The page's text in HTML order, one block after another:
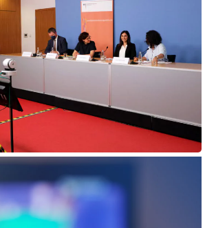
16.08.2022, ZDF